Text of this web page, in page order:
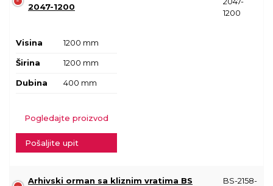
2047-1200
1200
Visina 1200 mm
Širina 1200 mm
Dubina 400 mm
Pogledajte proizvod
Pošaljite upit
Arhivski orman sa kliznim vratima BS
BS-2158-